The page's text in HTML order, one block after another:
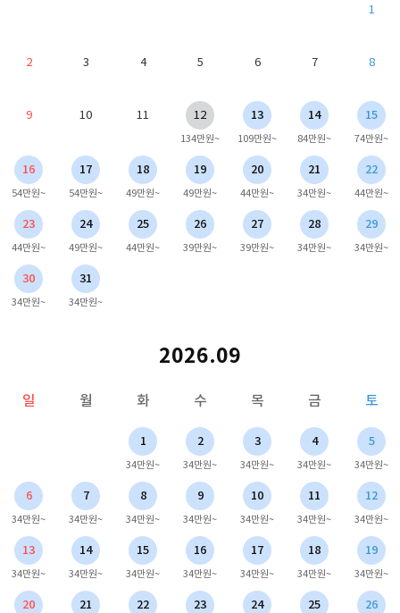
1
2 3 4 5 6 7 8
9 10 11 12
134만원~
13
109만원~
14
84만원~
15
74만원~
16
54만원~
17
54만원~
18
49만원~
19
49만원~
20
44만원~
21
34만원~
22
44만원~
23
44만원~
24
49만원~
25
44만원~
26
39만원~
27
39만원~
28
34만원~
29
34만원~
30
34만원~
31
34만원~
2026.09
일 월 화 수 목 금 토
1
34만원~
2
34만원~
3
34만원~
4
34만원~
5
34만원~
6
34만원~
7
34만원~
8
34만원~
9
34만원~
10
34만원~
11
34만원~
12
34만원~
13
34만원~
14
34만원~
15
34만원~
16
34만원~
17
34만원~
18
34만원~
19
34만원~
20 21 22 23 24 25 26